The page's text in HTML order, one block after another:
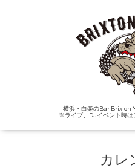
横浜・白楽のBar Brixton
※ライブ、DJイベント時は
カレ